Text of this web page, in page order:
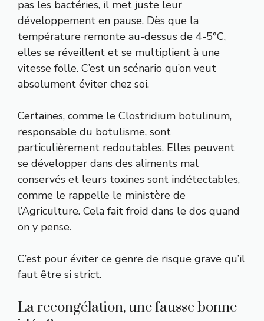
pas les bactéries, il met juste leur
développement en pause. Dès que la
température remonte au-dessus de 4-5°C,
elles se réveillent et se multiplient à une
vitesse folle. C’est un scénario qu’on veut
absolument éviter chez soi.
Certaines, comme le Clostridium botulinum,
responsable du botulisme, sont
particulièrement redoutables. Elles peuvent
se développer dans des aliments mal
conservés et leurs toxines sont indétectables,
comme le rappelle le ministère de
l’Agriculture. Cela fait froid dans le dos quand
on y pense.
C’est pour éviter ce genre de risque grave qu’il
faut être si strict.
La recongélation, une fausse bonne